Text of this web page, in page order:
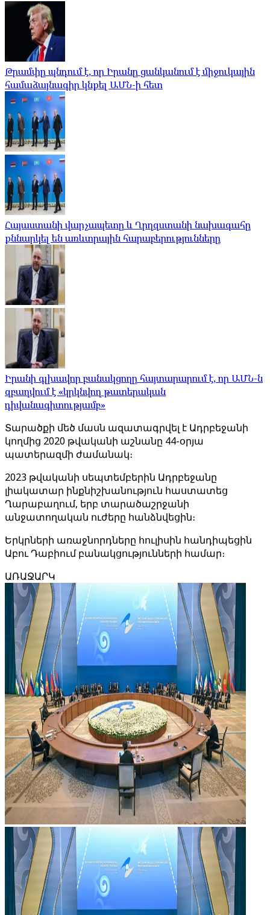
Թրամփը պնդում է, որ Իրանը ցանկանում է միջուկային
համաձայնագիր կնքել ԱՄՆ-ի հետ
Հայաստանի վարչապետը և Ղրղզստանի նախագահը
քննարկել են առևտրային հարաբերությունները
Իրանի գլխավոր բանակցողը հայտարարում է, որ ԱՄՆ-ն
զբաղվում է «կրկնվող թատերական
դիվանագիտությամբ»
Տարածքի մեծ մասն ազատագրվել է Ադրբեջանի
կողմից 2020 թվականի աշնանը 44-օրյա
պատերազմի ժամանակ։
2023 թվականի սեպտեմբերին Ադրբեջանը
լիակատար ինքնիշխանություն հաստատեց
Ղարաբաղում, երբ տարածաշրջանի
անջատողական ուժերը հանձնվեցին։
Երկրների առաջնորդները հուլիսին հանդիպեցին
Աբու Դաբիում բանակցությունների համար։
ԱՌԱՋԱՐԿ